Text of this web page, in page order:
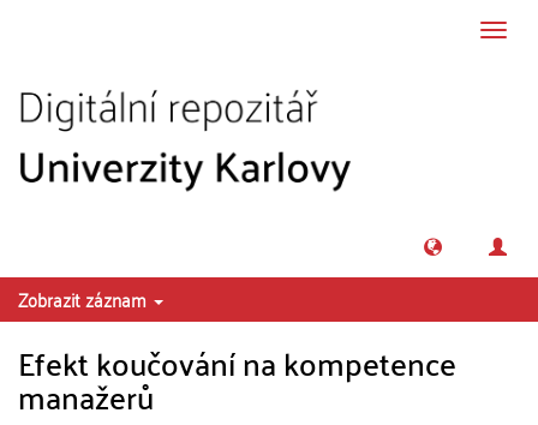
Zobrazit záznam
Efekt koučování na kompetence
manažerů